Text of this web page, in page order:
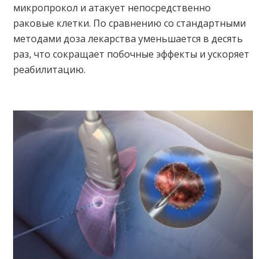
микропрокол и атакует непосредственно
раковые клетки. По сравнению со стандартными
методами доза лекарства уменьшается в десять
раз, что сокращает побочные эффекты и ускоряет
реабилитацию.